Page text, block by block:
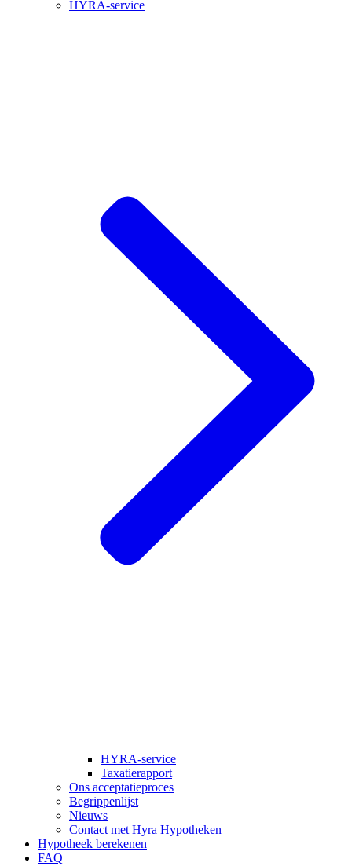
HYRA-service
HYRA-service
Taxatierapport
Ons acceptatieproces
Begrippenlijst
Nieuws
Contact met Hyra Hypotheken
Hypotheek berekenen
FAQ